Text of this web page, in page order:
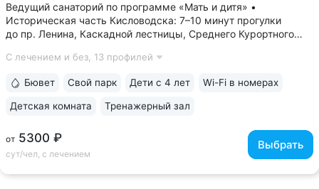
Ведущий санаторий по программе «Мать и дитя» •
Историческая часть Кисловодска: 7–10 минут прогулки
до пр. Ленина, Каскадной лестницы, Среднего Курортного
«Ессентуки-4» и «Славяновская» (Железноводск). Бюветы
С лечением и без, 13 профилей
от 5300 ₽
сут/чел, с лечением
Выбрать
Бювет Свой парк Дети с 4 лет Wi-Fi в номерах
Детская комната Тренажерный зал